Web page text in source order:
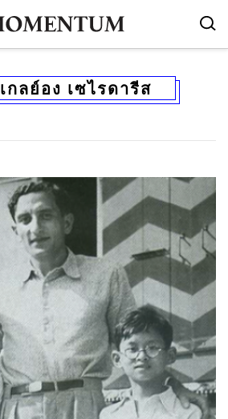
เกลย์อง เซไรดารีส
TWEET LINE EMAIL